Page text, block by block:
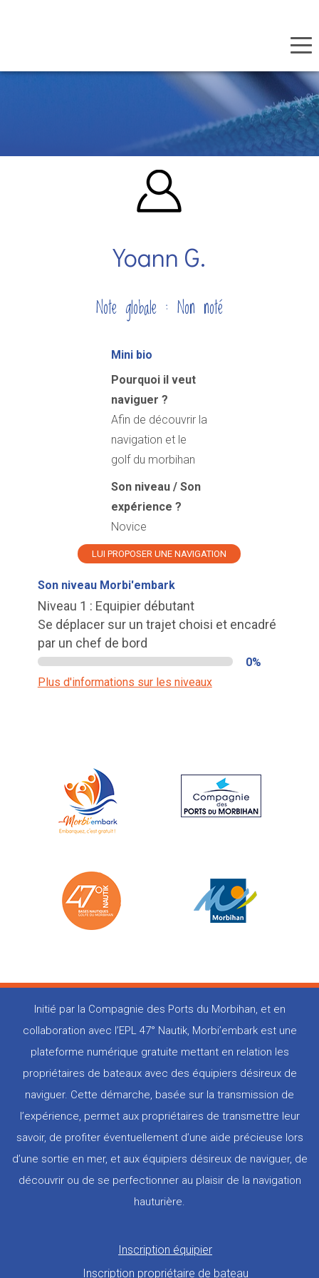
Yoann G.
Note globale : Non noté
Mini bio
Pourquoi il veut
naviguer ?
Afin de découvrir la
navigation et le
golf du morbihan
Son niveau / Son
expérience ?
Novice
LUI PROPOSER UNE NAVIGATION
Son niveau Morbi'embark
Niveau 1 : Equipier débutant
Se déplacer sur un trajet choisi et encadré
par un chef de bord
0%
Plus d'informations sur les niveaux
Initié par la Compagnie des Ports du Morbihan, et en
collaboration avec l’EPL 47° Nautik, Morbi’embark est une
plateforme numérique gratuite mettant en relation les
propriétaires de bateaux avec des équipiers désireux de
naviguer. Cette démarche, basée sur la transmission de
l’expérience, permet aux propriétaires de transmettre leur
savoir, de profiter éventuellement d’une aide précieuse lors
d’une sortie en mer, et aux équipiers désireux de naviguer, de
découvrir ou de se perfectionner au plaisir de la navigation
hauturière.
Inscription équipier
Inscription propriétaire de bateau